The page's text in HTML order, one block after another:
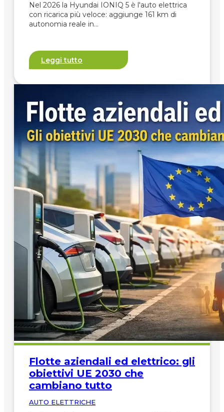
Nel 2026 la Hyundai IONIQ 5 è l'auto elettrica
con ricarica più veloce: aggiunge 161 km di
autonomia reale in…
Leggi tutto
Flotte aziendali ed elettrico: gli
obiettivi UE 2030 che
cambiano tutto
AUTO ELETTRICHE